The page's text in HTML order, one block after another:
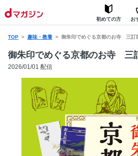
初めての方 お
TOP 趣味・教養 御朱印でめぐる京都のお寺 三訂
御朱印でめぐる京都のお寺 三
2026/01/01 配信